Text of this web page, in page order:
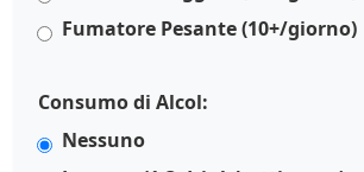
Fumatore Pesante (10+/giorno)
Consumo di Alcol:
Nessuno